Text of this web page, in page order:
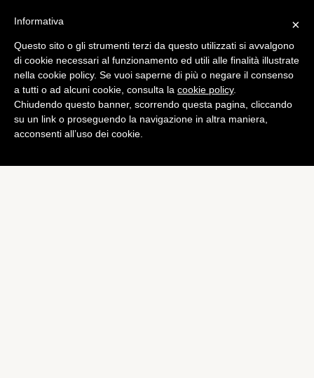
Games
Call of Duty: Black Ops 2 –
Rilasciato il trailer di lancio
di Giacomo Richichi
×
Informativa
Questo sito o gli strumenti terzi da questo utilizzati si avvalgono
di cookie necessari al funzionamento ed utili alle finalità illustrate
nella cookie policy. Se vuoi saperne di più o negare il consenso
a tutti o ad alcuni cookie, consulta la cookie policy.
Chiudendo questo banner, scorrendo questa pagina, cliccando
su un link o proseguendo la navigazione in altra maniera,
acconsenti all’uso dei cookie.